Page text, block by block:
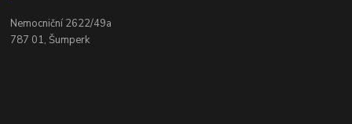
Nemocniční 2622/49a
787 01, Šumperk